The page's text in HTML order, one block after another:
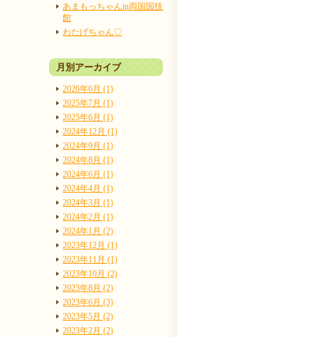
あまもっちゃんin両国国技
館
わたげちゃん♡
月別アーカイブ
2026年6月 (1)
2025年7月 (1)
2025年6月 (1)
2024年12月 (1)
2024年9月 (1)
2024年8月 (1)
2024年6月 (1)
2024年4月 (1)
2024年3月 (1)
2024年2月 (1)
2024年1月 (2)
2023年12月 (1)
2023年11月 (1)
2023年10月 (2)
2023年8月 (2)
2023年6月 (3)
2023年5月 (2)
2023年2月 (2)